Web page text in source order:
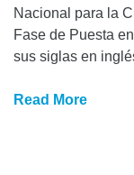
Nacional para la
Fase de Puesta
sus siglas en
Read More